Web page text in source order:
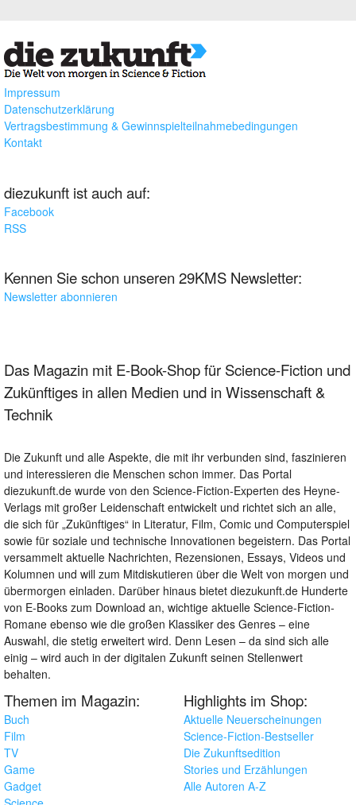
Impressum
Datenschutzerklärung
Vertragsbestimmung & Gewinnspielteilnahmebedingungen
Kontakt
diezukunft ist auch auf:
Facebook
RSS
Kennen Sie schon unseren 29KMS Newsletter:
Newsletter abonnieren
Das Magazin mit E-Book-Shop für Science-Fiction und
Zukünftiges in allen Medien und in Wissenschaft &
Technik
Die Zukunft und alle Aspekte, die mit ihr verbunden sind, faszinieren
und interessieren die Menschen schon immer. Das Portal
diezukunft.de wurde von den Science-Fiction-Experten des Heyne-
Verlags mit großer Leidenschaft entwickelt und richtet sich an alle,
die sich für „Zukünftiges“ in Literatur, Film, Comic und Computerspiel
sowie für soziale und technische Innovationen begeistern. Das Portal
versammelt aktuelle Nachrichten, Rezensionen, Essays, Videos und
Kolumnen und will zum Mitdiskutieren über die Welt von morgen und
übermorgen einladen. Darüber hinaus bietet diezukunft.de Hunderte
von E-Books zum Download an, wichtige aktuelle Science-Fiction-
Romane ebenso wie die großen Klassiker des Genres – eine
Auswahl, die stetig erweitert wird. Denn Lesen – da sind sich alle
einig – wird auch in der digitalen Zukunft seinen Stellenwert
behalten.
Themen im Magazin:
Buch
Film
TV
Game
Gadget
Highlights im Shop:
Aktuelle Neuerscheinungen
Science-Fiction-Bestseller
Die Zukunftsedition
Stories und Erzählungen
Alle Autoren A-Z